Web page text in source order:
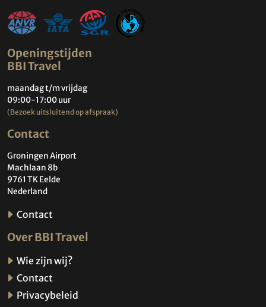
Openingstijden
BBI Travel
maandag t/m vrijdag
09:00-17:00 uur
(Bezoek uitsluitend op afspraak)
Contact
Groningen Airport
Machlaan 8b
9761 TK Eelde
Nederland
Contact
Over BBI Travel
Wie zijn wij?
Contact
Privacybeleid